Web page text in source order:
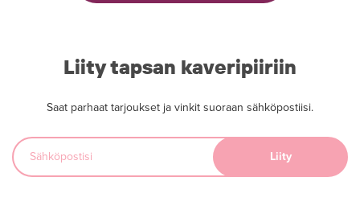
Liity tapsan kaveripiiriin
Saat parhaat tarjoukset ja vinkit suoraan sähköpostiisi.